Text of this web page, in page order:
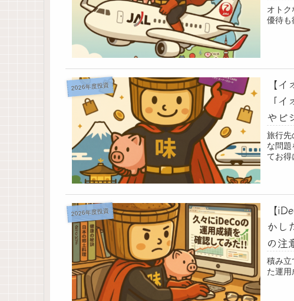
オト
優待も
2026年度投資
【
「
やビ
旅行先
な問題
てお得
2026年度投資
【
かし
の注
積み立
た運用